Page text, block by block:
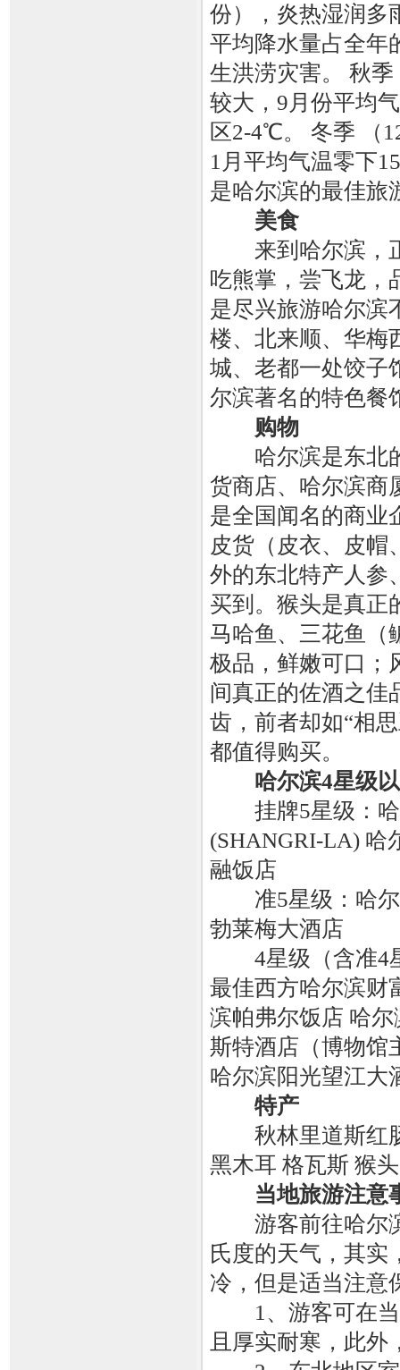
份），炎热湿润
平均降水量占全年
生洪涝灾害。 秋
较大，9月份平均
区2-4℃。 冬季 （
1月平均气温零下
是哈尔滨的最佳旅
美食
来到哈尔滨，正
吃熊掌，尝飞龙，
是尽兴旅游哈尔
楼、北来顺、华梅
城、老都一处饺子
尔滨著名的特色餐
购物
哈尔滨是东北的
货商店、哈尔滨商
是全国闻名的商业
皮货（皮衣、皮帽
外的东北特产人参
买到。猴头是真正
马哈鱼、三花鱼（
极品，鲜嫩可口；
间真正的佐酒之佳
齿，前者却如“相
都值得购买。
哈尔滨4星级
挂牌5星级：哈
(SHANGRI-LA) 哈
融饭店
准5星级：哈尔
勃莱梅大酒店
4星级（含准4星
最佳西方哈尔滨财
滨帕弗尔饭店 哈
斯特酒店（博物馆
哈尔滨阳光望江大
特产
秋林里道斯红肠
黑木耳 格瓦斯 猴
当地旅游注意
游客前往哈尔滨
氏度的天气，其实
冷，但是适当注意
1、游客可在当
且厚实耐寒，此外